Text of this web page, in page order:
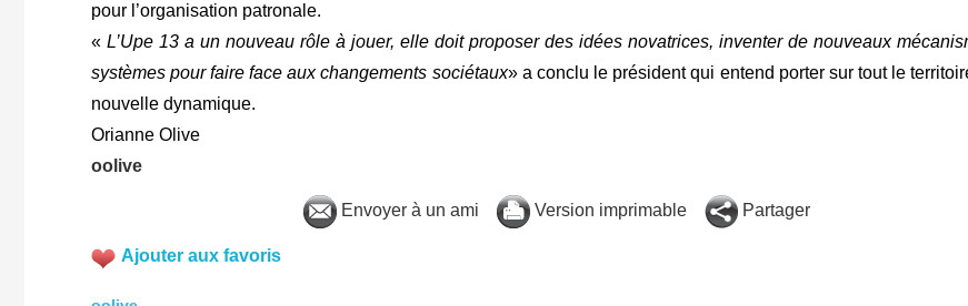
pour l’organisation patronale.
« L’Upe 13 a un nouveau rôle à jouer, elle doit proposer des idées novatrices, inventer de nouveaux
systèmes pour faire face aux changements sociétaux» a conclu le président qui entend porter sur tout le
nouvelle dynamique.
Orianne Olive
oolive
Envoyer à un ami Version imprimable Partager
Ajouter aux favoris